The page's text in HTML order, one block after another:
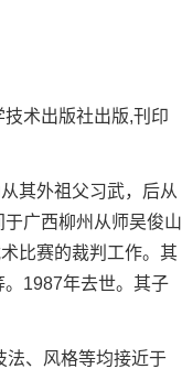
术出版社出版,刊印
其外祖父习武，后从
广西柳州从师吴俊山
比赛的裁判工作。其
1987年去世。其子
、风格等均接近于